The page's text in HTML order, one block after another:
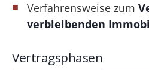
Verfahrensweise zum
verbleibenden
Vertragsphasen